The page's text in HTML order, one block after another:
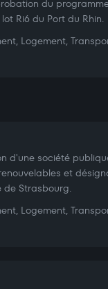
du
Ri6 du Port du Rhin.
Logement,
d'une société
et
de Strasbourg.
Logement,